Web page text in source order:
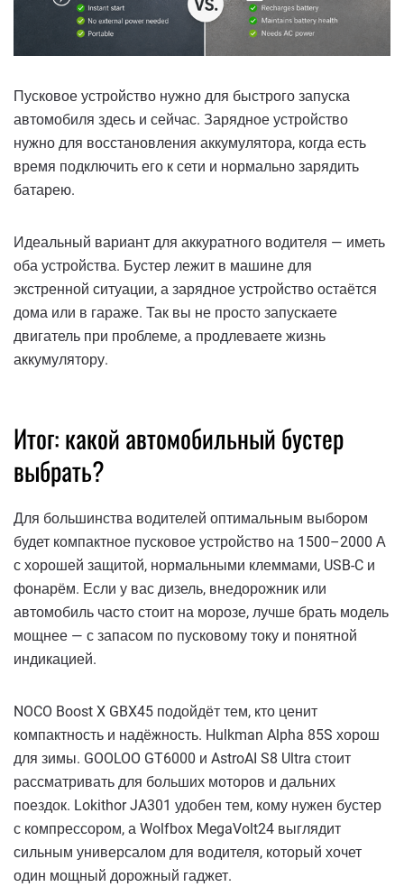
Пусковое устройство нужно для быстрого запуска
автомобиля здесь и сейчас. Зарядное устройство
нужно для восстановления аккумулятора, когда есть
время подключить его к сети и нормально зарядить
батарею.
Идеальный вариант для аккуратного водителя — иметь
оба устройства. Бустер лежит в машине для
экстренной ситуации, а зарядное устройство остаётся
дома или в гараже. Так вы не просто запускаете
двигатель при проблеме, а продлеваете жизнь
аккумулятору.
Итог: какой автомобильный бустер
выбрать?
Для большинства водителей оптимальным выбором
будет компактное пусковое устройство на 1500–2000 А
с хорошей защитой, нормальными клеммами, USB-C и
фонарём. Если у вас дизель, внедорожник или
автомобиль часто стоит на морозе, лучше брать модель
мощнее — с запасом по пусковому току и понятной
индикацией.
NOCO Boost X GBX45 подойдёт тем, кто ценит
компактность и надёжность. Hulkman Alpha 85S хорош
для зимы. GOOLOO GT6000 и AstroAI S8 Ultra стоит
рассматривать для больших моторов и дальних
поездок. Lokithor JA301 удобен тем, кому нужен бустер
с компрессором, а Wolfbox MegaVolt24 выглядит
сильным универсалом для водителя, который хочет
один мощный дорожный гаджет.